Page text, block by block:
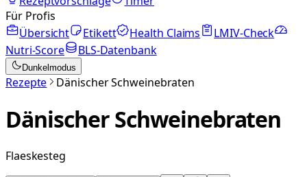
Für Profis
Übersicht
Etikett Health Claims
LMIV-Check
Nutri-Score
BLS-Datenbank
Dunkelmodus
Rezepte Dänischer Schweinebraten
Dänischer Schweinebraten
Flaeskesteg